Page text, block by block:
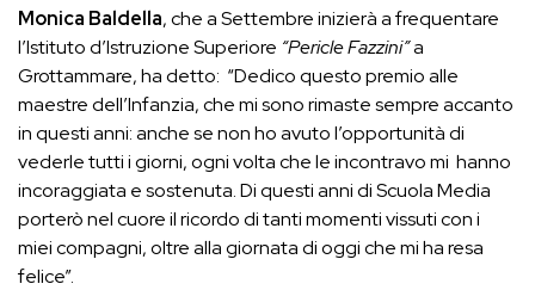
Monica Baldella, che a Settembre inizierà a frequentare
l’Istituto d’Istruzione Superiore “Pericle Fazzini”a
Grottammare, ha detto: “Dedico questo premio alle
maestre dell’Infanzia, che mi sono rimaste sempre accanto
in questi anni: anche se non ho avuto l’opportunità di
vederle tutti i giorni, ogni volta che le incontravo mi hanno
incoraggiata e sostenuta. Di questi anni di Scuola Media
porterò nel cuore il ricordo di tanti momenti vissuti con i
miei compagni, oltre alla giornata di oggi che mi ha resa
felice”.